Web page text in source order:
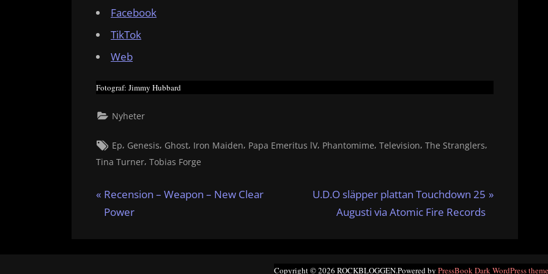
Facebook
TikTok
Web
Fotograf: Jimmy Hubbard
Nyheter
Tags:
Ep, Genesis, Ghost, Iron Maiden, Papa Emeritus lV, Phantomime, Television, The Stranglers,
Tina Turner, Tobias Forge
P
r
Recension – Weapon – New Clear
Power
N
U.D.O släpper plattan Touchdown 25
Augusti via Atomic Fire Records
Copyright © 2026 ROCKBLOGGEN.Powered by PressBook Dark WordPress theme